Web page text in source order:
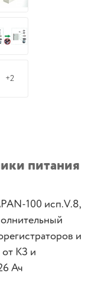
+2
питания
100 исп.V.8,
и
КЗ и
Ач